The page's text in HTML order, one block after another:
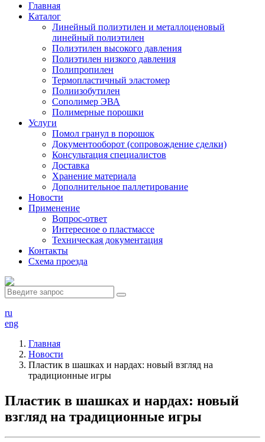
Главная
Каталог
Линейный полиэтилен и металлоценовый
линейный полиэтилен
Полиэтилен высокого давления
Полиэтилен низкого давления
Полипропилен
Термопластичный эластомер
Полиизобутилен
Сополимер ЭВА
Полимерные порошки
Услуги
Помол гранул в порошок
Документооборот (сопровождение сделки)
Консультация специалистов
Доставка
Хранение материала
Дополнительное паллетирование
Новости
Применение
Вопрос-ответ
Интересное о пластмассе
Техническая документация
Контакты
Схема проезда
ru
eng
Главная
Новости
Пластик в шашках и нардах: новый взгляд на
традиционные игры
Пластик в шашках и нардах: новый
взгляд на традиционные игры